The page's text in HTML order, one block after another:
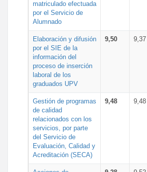
matriculado efectuada
por el Servicio de
Alumnado
Elaboración y difusión
por el SIE de la
información del
proceso de inserción
laboral de los
graduados UPV
9,50 9,37
Gestión de programas
de calidad
relacionados con los
servicios, por parte
del Servicio de
Evaluación, Calidad y
Acreditación (SECA)
9,48 9,48